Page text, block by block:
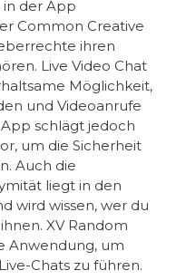
in der App
Common Creative
ihren
Live Video Chat
Möglichkeit,
und Videoanrufe
schlägt jedoch
um die Sicherheit
Auch die
liegt in den
wird wissen, wer du
XV Random
Anwendung, um
Chats zu führen.